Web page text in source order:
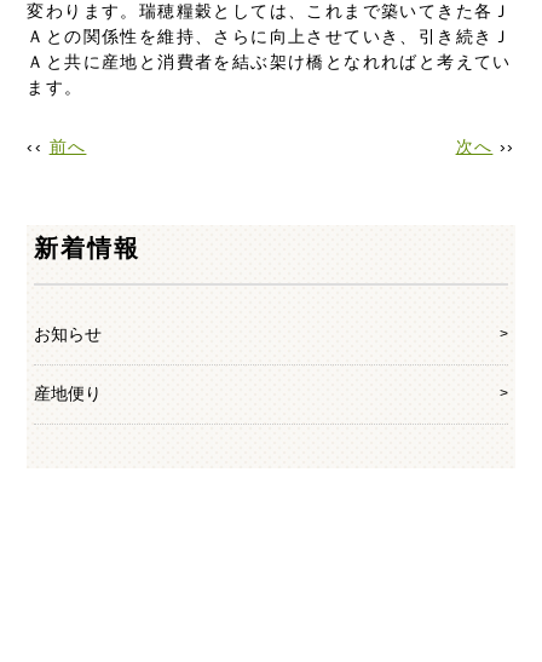
変わります。瑞穂糧穀としては、これまで築いてきた各Ｊ
Ａとの関係性を維持、さらに向上させていき、引き続きＪ
Ａと共に産地と消費者を結ぶ架け橋となれればと考えてい
ます。
‹‹ 前へ 次へ ››
新着情報
お知らせ
産地便り